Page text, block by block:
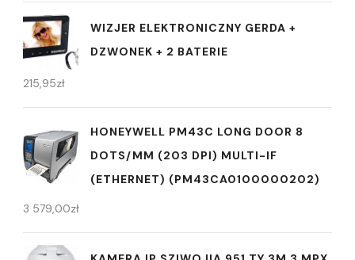
WIZJER ELEKTRONICZNY GERDA +
DZWONEK + 2 BATERIE
215,95zł
HONEYWELL PM43C LONG DOOR 8
DOTS/MM (203 DPI) MULTI-IF
(ETHERNET) (PM43CA0100000202)
3 579,00zł